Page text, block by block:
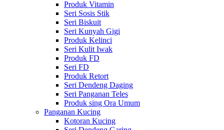
Produk Vitamin
Seri Sosis Stik
Seri Biskuit
Seri Kunyah Gigi
Produk Kelinci
Seri Kulit Iwak
Produk FD
Seri FD
Produk Retort
Seri Dendeng Daging
Seri Panganan Teles
Produk sing Ora Umum
Panganan Kucing
Kotoran Kucing